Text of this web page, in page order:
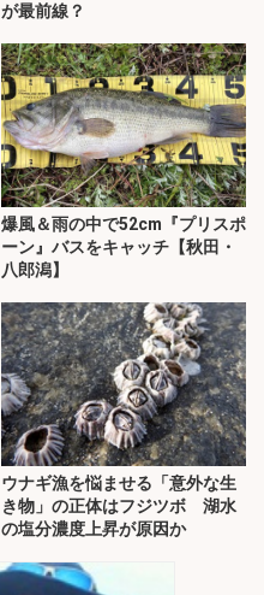
が最前線？
爆風＆雨の中で52cm『プリスポ
ーン』バスをキャッチ【秋田・
八郎潟】
ウナギ漁を悩ませる「意外な生
き物」の正体はフジツボ 湖水
の塩分濃度上昇が原因か